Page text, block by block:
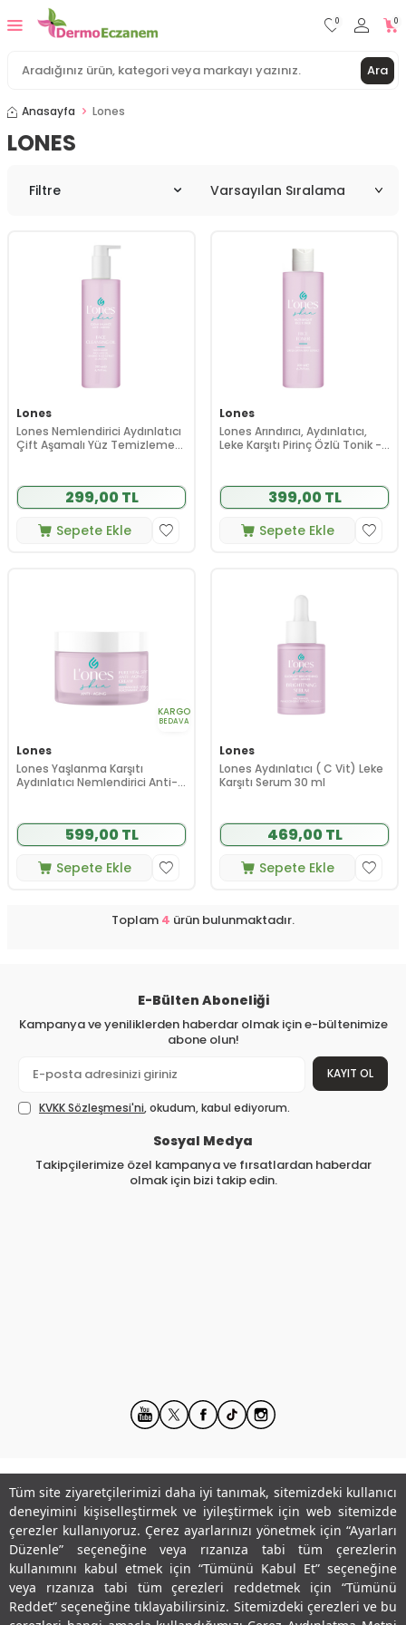
Tüm site ziyaretçilerimizi daha iyi tanımak, sitemizdeki kullanıcı
deneyimini kişiselleştirmek ve iyileştirmek için web sitemizde
çerezler kullanıyoruz. Çerez ayarlarınızı yönetmek için “Ayarları
Düzenle” seçeneğine veya rızanıza tabi tüm çerezlerin
kullanımını kabul etmek için “Tümünü Kabul Et” seçeneğine
veya rızanıza tabi tüm çerezleri reddetmek için “Tümünü
Reddet” seçeneğine tıklayabilirsiniz. Sitemizdeki çerezleri ve bu
Ara
0 0
Anasayfa Lones
LONES
Filtre
Lones
Lones Nemlendirici Aydınlatıcı
Çift Aşamalı Yüz Temizleme
299,00 TL
Sepete Ekle
Lones
Lones Arındırıcı, Aydınlatıcı,
Leke Karşıtı Pirinç Özlü Tonik -
399,00 TL
Sepete Ekle
KARGO
BEDAVA
Lones
Lones Yaşlanma Karşıtı
Aydınlatıcı Nemlendirici Anti-
599,00 TL
Sepete Ekle
Lones
Lones Aydınlatıcı ( C Vit) Leke
Karşıtı Serum 30 ml
469,00 TL
Sepete Ekle
Toplam 4 ürün bulunmaktadır.
E-Bülten Aboneliği
Kampanya ve yeniliklerden haberdar olmak için e-bültenimize
abone olun!
KAYIT OL
KVKK Sözleşmesi'ni, okudum, kabul ediyorum.
Sosyal Medya
Takipçilerimize özel kampanya ve fırsatlardan haberdar
olmak için bizi takip edin.
Kurumsal
Hesabım
Önemli Bağlantılar
Adres & İletişim